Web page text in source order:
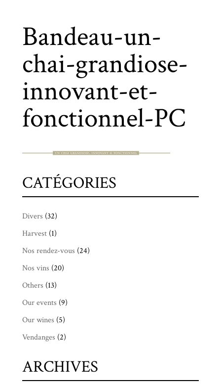
Bandeau-un-
chai-grandiose-
innovant-et-
fonctionnel-PC
CATÉGORIES
Divers (32)
Harvest(1)
Nos rendez-vous (24)
Nos vins (20)
Others (13)
Our events (9)
Our wines (5)
Vendanges (2)
ARCHIVES